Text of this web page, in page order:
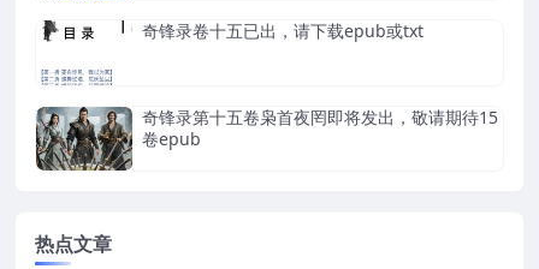
奇锋录卷十五已出，请下载epub或txt
奇锋录第十五卷枭首夜罔即将发出，敬请期待15
卷epub
热点文章